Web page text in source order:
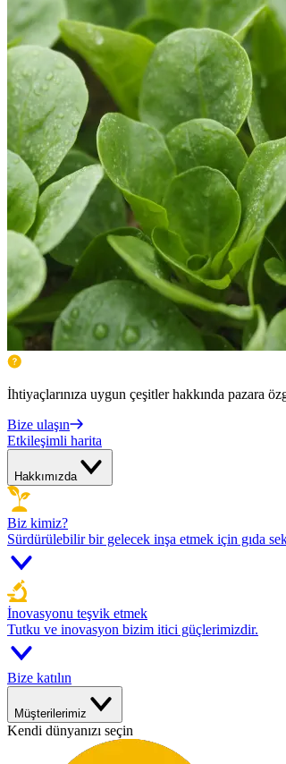
İhtiyaçlarınıza uygun çeşitler hakkında pazara
Bize ulaşın
Etkileşimli harita
Hakkımızda
Biz kimiz?
Sürdürülebilir bir gelecek inşa etmek için gıda
İnovasyonu teşvik etmek
Tutku ve inovasyon bizim itici güçlerimizdir.
Bize katılın
Müşterilerimiz
Kendi dünyanızı seçin